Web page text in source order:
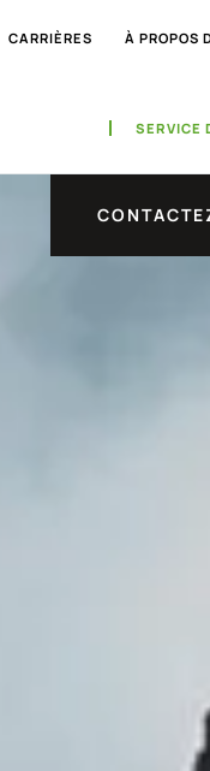
CARRIÈRES À PROPOS
SERVICE